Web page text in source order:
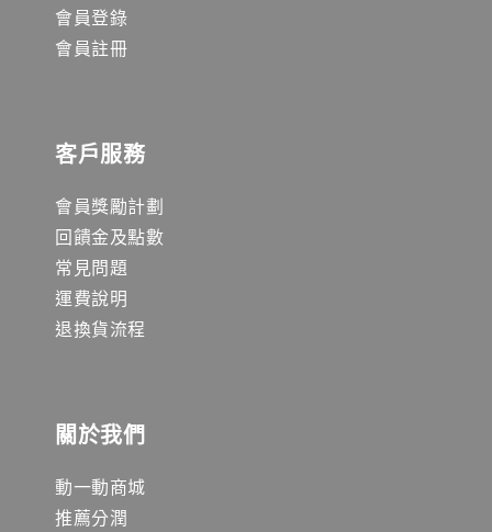
會員登錄
會員註冊
客戶服務
會員獎勵計劃
回饋金及點數
常見問題
運費說明
退換貨流程
關於我們
動一動商城
推薦分潤